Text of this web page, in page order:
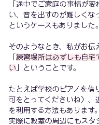
「途中でご家庭の事情が変
い、音を出すのが難しくな
というケースもありました。
そのようなとき、私がお伝
練習場所は必ずしも自宅
い 」ということです。
たとえば学校のピアノを借
可をとってくださいね）、
を利用する方法もあります。
実際に教室の周辺にもスタ